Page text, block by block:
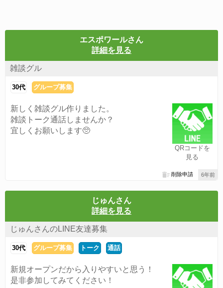
エスポワールさん
詳細を見る
雑談グル
30代 グループ募集
QRコードを
見る
新しく雑談グル作りました。
雑談トーク通話しませんか？
宜しくお願いします🥺
6年前
削除申請
じゅんさん
詳細を見る
じゅんさんのLINE友達募集
30代 グループ募集 トーク 通話
新規オープンだから入りやすいと思う！
是非参加してみてください！